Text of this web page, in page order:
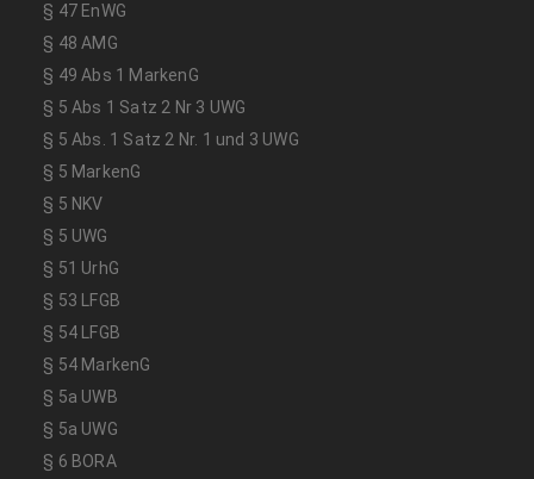
§ 47 EnWG
§ 48 AMG
§ 49 Abs 1 MarkenG
§ 5 Abs 1 Satz 2 Nr 3 UWG
§ 5 Abs. 1 Satz 2 Nr. 1 und 3 UWG
§ 5 MarkenG
§ 5 NKV
§ 5 UWG
§ 51 UrhG
§ 53 LFGB
§ 54 LFGB
§ 54 MarkenG
§ 5a UWB
§ 5a UWG
§ 6 BORA